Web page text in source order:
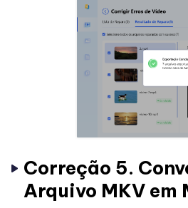
Correção 5.
Arquivo MKV em